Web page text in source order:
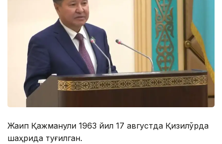
Жақип Қажманули 1963 йил 17 августда Қизилўрда
шаҳрида туғилган.